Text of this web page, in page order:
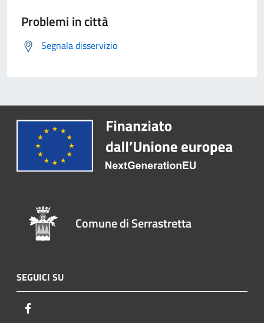
Problemi in città
Segnala disservizio
Comune di Serrastretta
SEGUICI SU